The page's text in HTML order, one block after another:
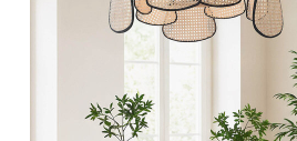
Classe de protection